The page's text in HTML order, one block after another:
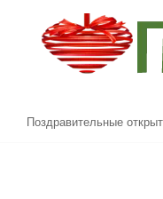
Поздравительные